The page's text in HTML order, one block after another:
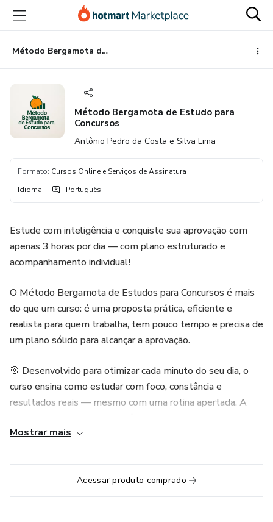
para
conteúdo
principal
para
pagamento
para
rodapé
Método Bergamota de Estudo para Concursos
Método Bergamota de Estudo para
Concursos
Antônio Pedro da Costa e Silva Lima
Formato: Cursos Online e Serviços de Assinatura
Idioma: Português
Estude com inteligência e conquiste sua aprovação com
apenas 3 horas por dia — com plano estruturado e
acompanhamento individual!
O Método Bergamota de Estudos para Concursos é mais
do que um curso: é uma proposta prática, eficiente e
realista para quem trabalha, tem pouco tempo e precisa de
um plano sólido para alcançar a aprovação.
🎯 Desenvolvido para otimizar cada minuto do seu dia, o
curso ensina como estudar com foco, constância e
resultados reais — mesmo com uma rotina apertada. A
aprovados: pela prática real
✅ Caderno de Erros e Revisão Guiada – transforme seus
Mostrar mais
Acessar produto comprado